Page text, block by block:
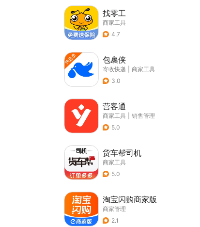
找零工
商家工具
4.7
包裹侠
寄收快递
商家工具
3.0
营客通
商家工具
销售管理
5.0
货车帮司机
商家工具
5.0
淘宝闪购商家版
商家管理
2.1